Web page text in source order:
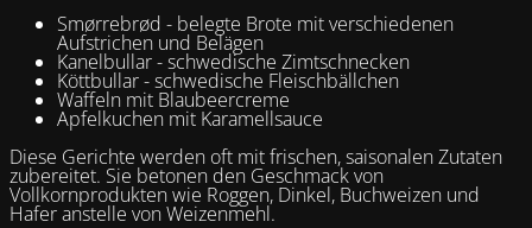
Smørrebrød - belegte Brote mit verschiedenen
Aufstrichen und Belägen
Kanelbullar - schwedische Zimtschnecken
Köttbullar - schwedische Fleischbällchen
Waffeln mit Blaubeercreme
Apfelkuchen mit Karamellsauce
Diese Gerichte werden oft mit frischen, saisonalen Zutaten
zubereitet. Sie betonen den Geschmack von
Vollkornprodukten wie Roggen, Dinkel, Buchweizen und
Hafer anstelle von Weizenmehl.